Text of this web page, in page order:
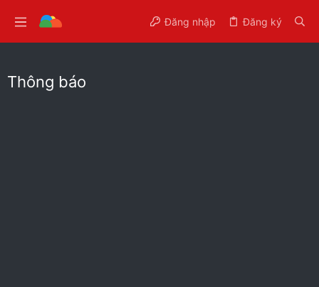
Đăng nhập Đăng ký
Thông báo